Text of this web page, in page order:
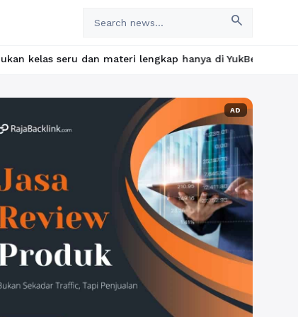
search
dan materi lengkap hanya di YukBelajar.com. Mulai
AD